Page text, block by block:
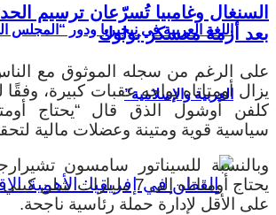
اللغة العربية في نيجيريا ودور “المجلس
العربية والإسلامية”
السنغال وغامبيا تُسرّعان ترسيم
بعد أزمة معسكر بولوك
على الرغم من سجله الموثوق مع
يزال أومتاتاه يواجه عقبات كبيرة،
كلفن أوشول الذق قال “يحتاج
سياسية قوية ومتينة وعضلات مالية
وبالنسبة للسيناتور سامسون
على الأقل لإدارة حملة رئاسية ناجحة.